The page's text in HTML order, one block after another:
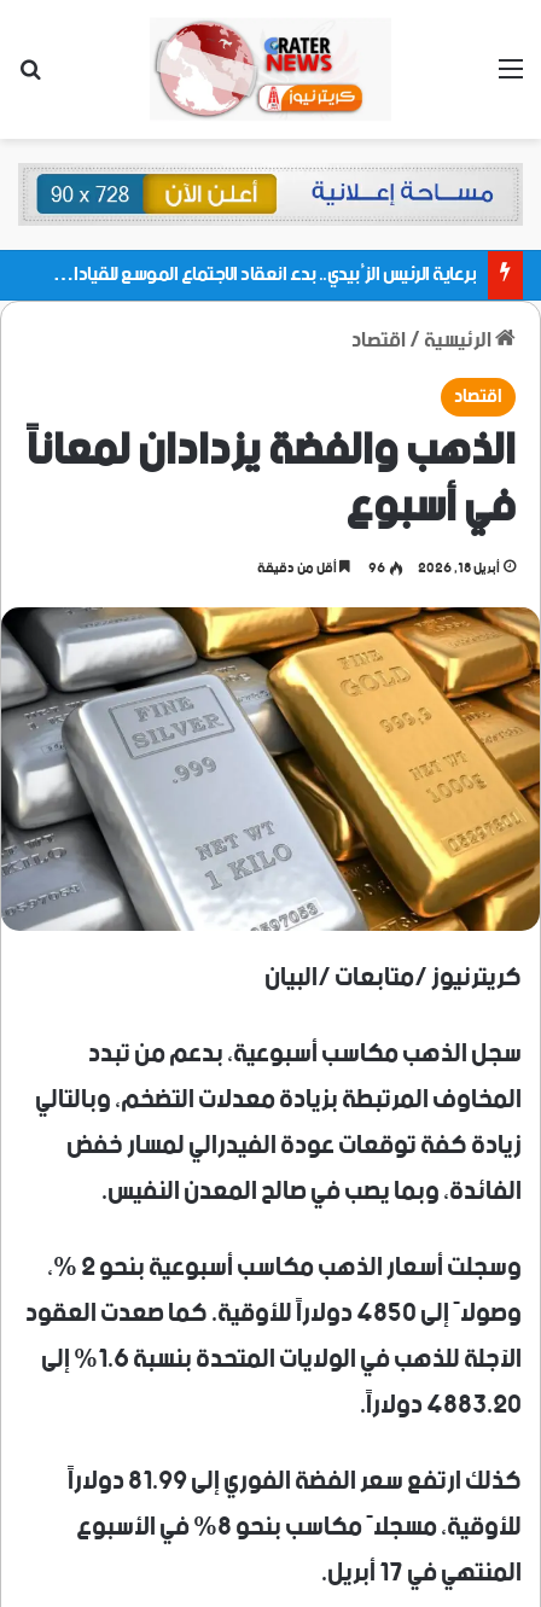
القائمة
برعاية الرئيس الزُبيدي.. بدء انعقاد الاجتماع الموسع للقيادات المحلية بالعاصمة ولمديريات وكتل مجلس العموم ومنسقيات الجامعة بالعاصمة عدن
الرئيسية/اقتصاد
اقتصاد
الذهب والفضة يزدادان لمعاناً
في أسبوع
أبريل 18, 2026 96 أقل من دقيقة
كريترنيوز /متابعات /البيان
سجل الذهب مكاسب أسبوعية، بدعم من تبدد
المخاوف المرتبطة بزيادة معدلات التضخم، وبالتالي
زيادة كفة توقعات عودة الفيدرالي لمسار خفض
الفائدة، وبما يصب في صالح المعدن النفيس.
وسجلت أسعار الذهب مكاسب أسبوعية بنحو 2 %،
وصولاً إلى 4850 دولاراً للأوقية. كما صعدت العقود
الآجلة للذهب في الولايات المتحدة بنسبة 1.6% إلى
4883.20 دولاراً.
كذلك ارتفع سعر الفضة الفوري إلى 81.99 دولاراً
للأوقية، مسجلاً مكاسب بنحو 8% في الأسبوع
المنتهي في 17 أبريل.